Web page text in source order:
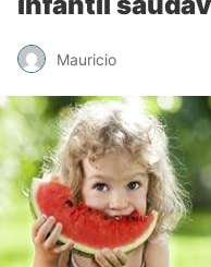
Mauricio